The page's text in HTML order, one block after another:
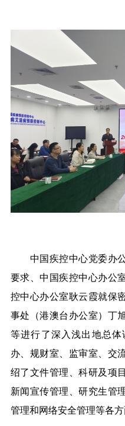
中国疾控中心党委办
要求、中国疾控中心办公
控中心办公室耿云霞就保
事处（港澳台办公室）丁
等进行了深入浅出地总
办、规财室、监审室、交
绍了文件管理、科研及项
新闻宣传管理、研究生管
管理和网络安全管理等各方